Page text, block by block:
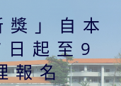
」自本
起至9
報名